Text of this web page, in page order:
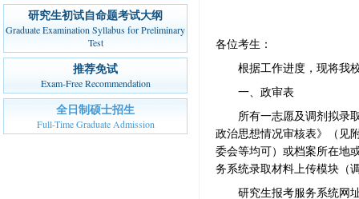
研究生初试自命题考试大纲
Graduate Examination Syllabus for Preliminary
Test
推荐免试
Exam-Free Recommendation
全日制硕士招生
Full-Time Graduate Admission
各位考生：
根据工作进度，现将我
一、政审表
所有一志愿及调剂拟录
政治思想情况审核表》（见
委会等均可）或档案所在地
务系统录取材料上传模块（
研究生报考服务系统网